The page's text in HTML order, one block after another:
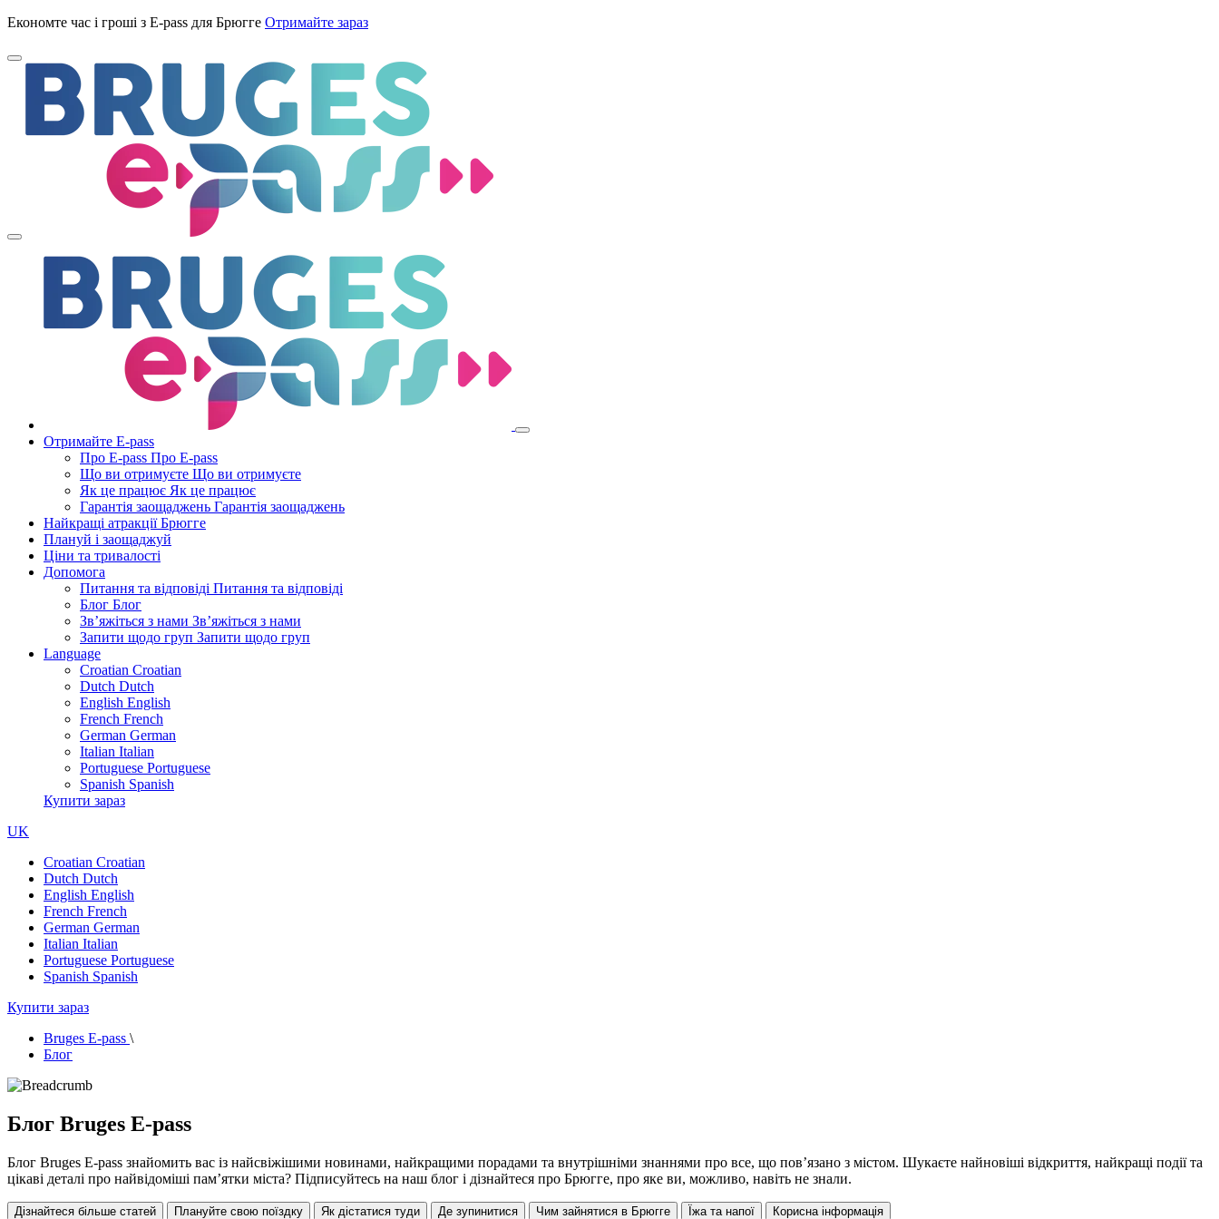
Економте час і гроші з E-pass для Брюгге Отримайте зараз
Отримайте E-pass
Про E-pass Про E-pass
Що ви отримуєте Що ви отримуєте
Як це працює Як це працює
Гарантія заощаджень Гарантія заощаджень
Найкращі атракції Брюгге
Плануй і заощаджуй
Ціни та тривалості
Допомога
Питання та відповіді Питання та відповіді
Блог Блог
Зв’яжіться з нами Зв’яжіться з нами
Запити щодо груп Запити щодо груп
Language
Croatian Croatian
Dutch Dutch
English English
French French
German German
Italian Italian
Portuguese Portuguese
Spanish Spanish
Купити зараз
UK
Croatian Croatian
Dutch Dutch
English English
French French
German German
Italian Italian
Portuguese Portuguese
Spanish Spanish
Купити зараз
Bruges E-pass \
Блог
Блог Bruges E-pass
Блог Bruges E-pass знайомить вас із найсвіжішими новинами, найкращими порадами та внутрішніми знаннями про все, що пов’язано з містом. Шукаєте найновіші відкриття, найкращі події та
цікаві деталі про найвідоміші пам’ятки міста? Підписуйтесь на наш блог і дізнайтеся про Брюгге, про яке ви, можливо, навіть не знали.
Дізнайтеся більше статей Плануйте свою поїздку Як дістатися туди Де зупинитися Чим зайнятися в Брюгге Їжа та напої Корисна інформація